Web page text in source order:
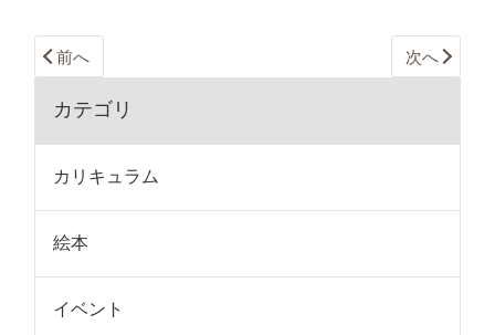
前へ 次へ
カテゴリ
カリキュラム
絵本
イベント